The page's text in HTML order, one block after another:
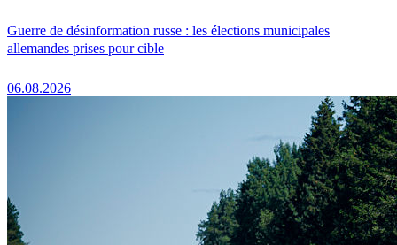
Guerre de désinformation russe : les élections municipales
allemandes prises pour cible
06.08.2026